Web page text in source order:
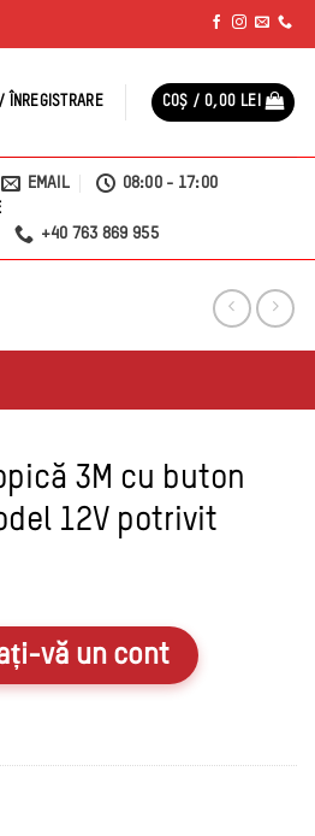
ÎNREGISTRARE COȘ / 0,00 LEI
EMAIL 08:00 - 17:00
+40 763 869 955
3M cu buton
12V potrivit
vă un cont